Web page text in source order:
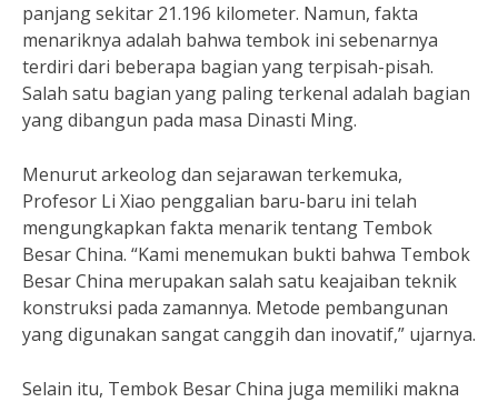
panjang sekitar 21.196 kilometer. Namun, fakta
menariknya adalah bahwa tembok ini sebenarnya
terdiri dari beberapa bagian yang terpisah-pisah.
Salah satu bagian yang paling terkenal adalah bagian
yang dibangun pada masa Dinasti Ming.
Menurut arkeolog dan sejarawan terkemuka,
Profesor Li Xiao penggalian baru-baru ini telah
mengungkapkan fakta menarik tentang Tembok
Besar China. “Kami menemukan bukti bahwa Tembok
Besar China merupakan salah satu keajaiban teknik
konstruksi pada zamannya. Metode pembangunan
yang digunakan sangat canggih dan inovatif,” ujarnya.
Selain itu, Tembok Besar China juga memiliki makna